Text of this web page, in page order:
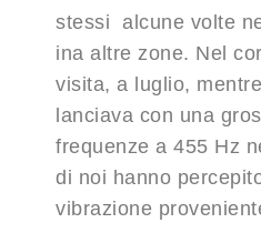
stessi alcune volte
ina altre zone. Nel
visita, a luglio,
lanciava con una
frequenze a 455 Hz
di noi hanno
vibrazione